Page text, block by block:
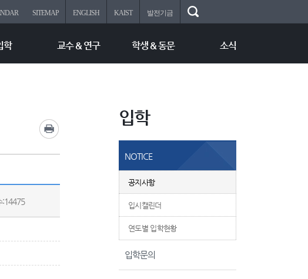
SITEMAP ENGLISH KAIST 발전기금
학 교수 & 연구 학생 & 동문 소식
:14475
입학
NOTICE
공지사항
입시캘린더
연도별 입학현황
입학문의